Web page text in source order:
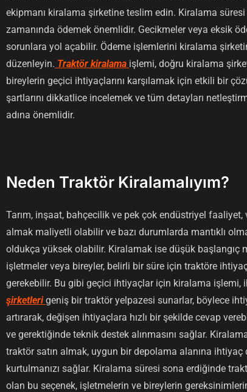
ekipmanı kiralama şirketine teslim edin. Kiralama
zamanında ödemek önemlidir. Gecikmeler veya eksik
sorunlara yol açabilir. Ödeme işlemlerini kiralama
düzenleyin. Traktör kiralama işlemi, doğru kiralama
bireylerin geçici ihtiyaçlarını karşılamak için etkili bir
şartlarını dikkatlice incelemek ve tüm detayları
adına önemlidir.
Neden Traktör Kiralamalıyım?
Tarım, inşaat, bahçecilik ve pek çok endüstriyel
almak maliyetli olabilir ve bazı durumlarda mantıklı
oldukça yüksek olabilir. Kiralamak ise düşük başlangıç
işletmeler veya bireyler, belirli bir süre için traktöre
gerekebilir. Bu gibi geçici ihtiyaçlar için kiralama işlemi,
şirketlerigeniş bir traktör yelpazesi sunarlar, böylece
artırarak, değişen ihtiyaçlara hızlı bir şekilde cevap
ve gerektiğinde teknik destek alınmasını sağlar.
traktör satın almak, uygun bir depolama alanına
kurtulmanızı sağlar. Kiralama süresi sona erdiğinde
olan bu seçenek, işletmelerin ve bireylerin